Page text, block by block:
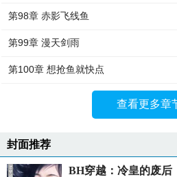
第98章 赤影飞线鱼
第99章 漫天剑雨
第100章 想抢鱼就快点
查看更多章
封面推荐
BH穿越：冷皇的废后